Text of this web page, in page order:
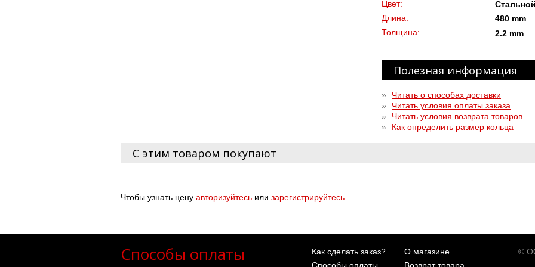
Цвет:
Стальной
Длина:
480 mm
Толщина:
2.2 mm
Полезная информация
»
Читать о способах доставки
»
Читать условия оплаты заказа
»
Читать условия возврата товаров
»
Как определить размер кольца
С этим товаром покупают
Чтобы узнать цену авторизуйтесь или зарегистрируйтесь
Способы оплаты Как сделать заказ?
О магазине
©